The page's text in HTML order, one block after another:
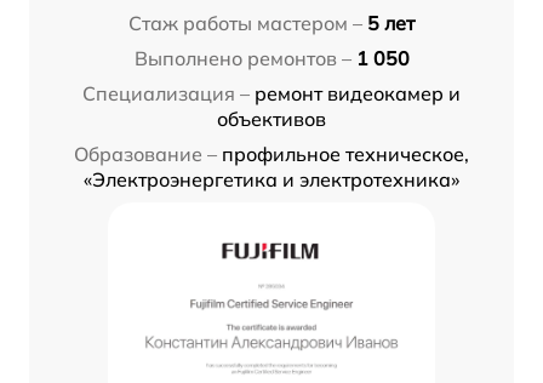
Стаж работы мастером – 5 лет
Выполнено ремонтов – 1 050
Специализация – ремонт видеокамер и
объективов
Образование – профильное техническое,
«Электроэнергетика и электротехника»